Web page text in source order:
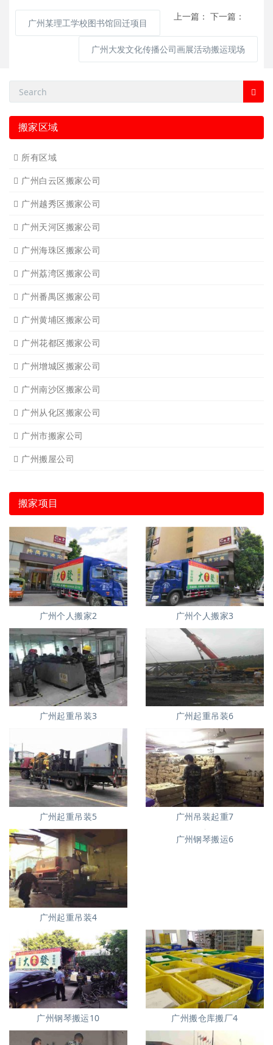
上一篇：
广州某理工学校图书馆回迁项目
下一篇：
广州大发文化传播公司画展活动搬运现场
搬家区域
所有区域
广州白云区搬家公司
广州越秀区搬家公司
广州天河区搬家公司
广州海珠区搬家公司
广州荔湾区搬家公司
广州番禺区搬家公司
广州黄埔区搬家公司
广州花都区搬家公司
广州增城区搬家公司
广州南沙区搬家公司
广州从化区搬家公司
广州市搬家公司
广州搬屋公司
搬家项目
广州个人搬家2 广州个人搬家3
广州起重吊装3 广州起重吊装6
广州起重吊装5 广州吊装起重7
广州起重吊装4
广州钢琴搬运10 广州搬仓库搬厂4